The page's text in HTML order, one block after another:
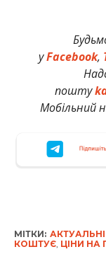
уFacebook,
пошту
Мобільний
МІТКИ: АКТУАЛЬНІ
КОШТУЄ, ЦІНИ НА